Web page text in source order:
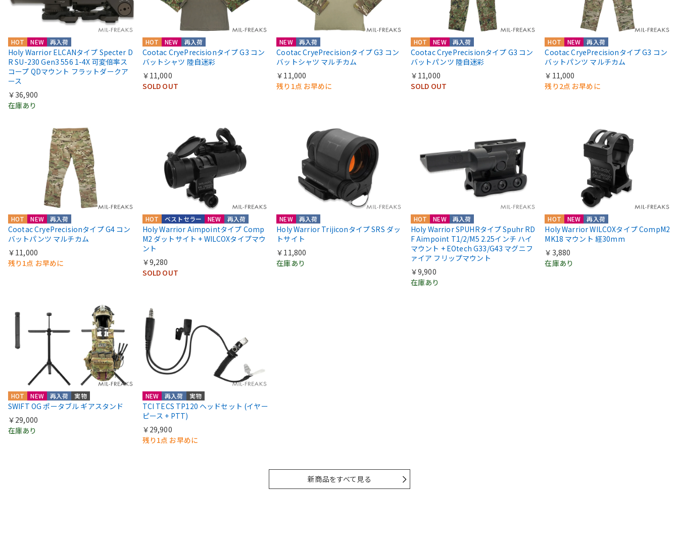
HOT NEW 再入荷
Holy Warrior ELCANタイプ Specter D
R SU-230 Gen3 556 1-4X 可変倍率ス
コープ QDマウント フラットダークア
ース
￥36,900
在庫あり
HOT NEW 再入荷
Cootac CryePrecisionタイプ G3 コン
バットシャツ 陸自迷彩
￥11,000
SOLD OUT
NEW 再入荷
Cootac CryePrecisionタイプ G3 コン
バットシャツ マルチカム
￥11,000
残り1点 お早めに
HOT NEW 再入荷
Cootac CryePrecisionタイプ G3 コン
バットパンツ 陸自迷彩
￥11,000
SOLD OUT
HOT NEW 再入荷
Cootac CryePrecisionタイプ G3 コン
バットパンツ マルチカム
￥11,000
残り2点 お早めに
HOT NEW 再入荷
Cootac CryePrecisionタイプ G4 コン
バットパンツ マルチカム
￥11,000
残り1点 お早めに
HOT NEW 再入荷
ベストセラー
Holy Warrior Aimpointタイプ Comp
M2 ダットサイト + WILCOXタイプマウ
ント
￥9,280
SOLD OUT
NEW 再入荷
Holy Warrior Trijiconタイプ SRS ダッ
トサイト
￥11,800
在庫あり
HOT NEW 再入荷
Holy Warrior SPUHRタイプ Spuhr RD
F Aimpoint T1/2/M5 2.25インチ ハイ
マウント + EOtech G33/G43 マグニフ
ァイア フリップマウント
￥9,900
在庫あり
HOT NEW 再入荷
Holy Warrior WILCOXタイプ CompM2
MK18 マウント 経30mm
￥3,880
在庫あり
HOT NEW 再入荷 実物
SWIFT OG ポータブル ギアスタンド
￥29,000
在庫あり
NEW 再入荷 実物
TCI TECS TP120 ヘッドセット (イヤー
ピース + PTT)
￥29,900
残り1点 お早めに
新商品をすべて見る